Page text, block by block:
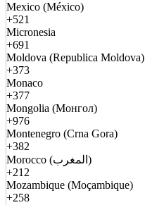
Mexico (México)
+521
Micronesia
+691
Moldova (Republica Moldova)
+373
Monaco
+377
Mongolia (Монгол)
+976
Montenegro (Crna Gora)
+382
Morocco (المغرب)
+212
Mozambique (Moçambique)
+258